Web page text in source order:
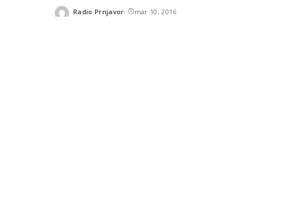
Posted
Radio Prnjavor mar 10, 2016